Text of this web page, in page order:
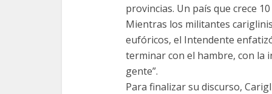
provincias. Un país que crece
Mientras los militantes
eufóricos, el Intendente
terminar con el hambre, con la
gente”.
Para finalizar su discurso,